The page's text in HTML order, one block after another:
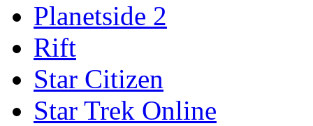
Planetside 2
Rift
Star Citizen
Star Trek Online